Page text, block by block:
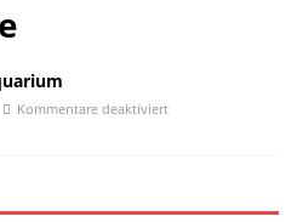
Kommentare deaktiviert